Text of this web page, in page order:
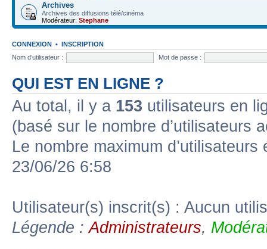
Archives
Archives des diffusions télé/cinéma
Modérateur: Stephane
CONNEXION • INSCRIPTION
Nom d’utilisateur :
Mot de passe :
QUI EST EN LIGNE ?
Au total, il y a 153 utilisateurs en
(basé sur le nombre d’utilisateurs
Le nombre maximum
23/06/26 6:58
Utilisateur(s) inscrit(s) : Aucun
Légende :Administrateurs,